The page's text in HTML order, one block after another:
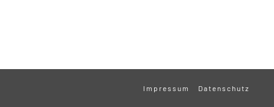
Impressum Datenschutz